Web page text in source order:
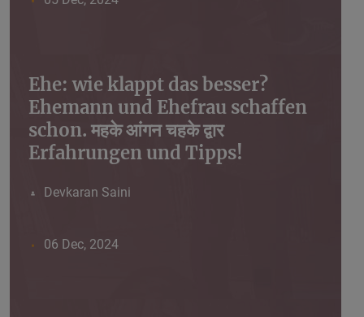
Ehe: wie klappt das besser?
Ehemann und Ehefrau schaffen
schon. महके आंगन चहके द्वार
Erfahrungen und Tipps!
Devkaran Saini
06 Dec, 2024